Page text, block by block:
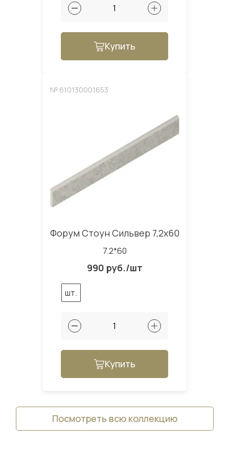
Купить
№ 610130001653
Форум Стоун Сильвер 7,2x60
7.2*60
990 руб./шт
шт.
Купить
Посмотреть всю коллекцию